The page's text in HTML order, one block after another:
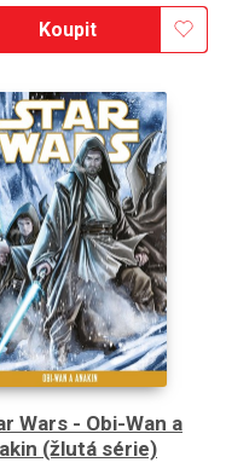
Koupit
Wars - Obi-Wan a
(žlutá série)